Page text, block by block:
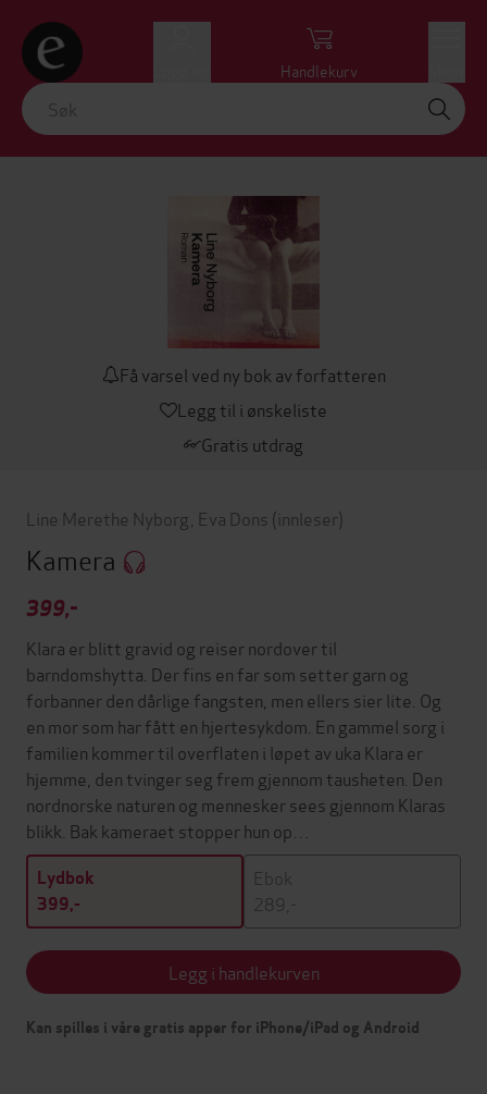
Handlekurv
Få varsel ved ny bok av forfatteren
Legg til i ønskeliste
Gratis utdrag
Line Merethe Nyborg Eva Dons (innleser)
Kamera
399,-
Klara er blitt gravid og reiser nordover til
barndomshytta. Der fins en far som setter garn og
forbanner den dårlige fangsten, men ellers sier lite. Og
en mor som har fått en hjertesykdom. En gammel sorg i
familien kommer til overflaten i løpet av uka Klara er
hjemme, den tvinger seg frem gjennom tausheten. Den
nordnorske naturen og mennesker sees gjennom Klaras
blikk. Bak kameraet stopper hun op…
Lydbok
399,-
Ebok
289,-
Legg i handlekurven
Kan spilles i våre gratis apper for iPhone/iPad og Android